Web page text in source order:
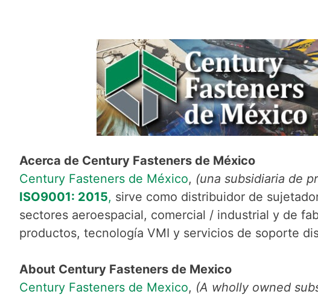
Acerca de Century Fasteners de México
Century Fasteners de México, (una subsidiaria de
ISO9001: 2015, sirve como distribuidor de
sectores aeroespacial, comercial / industrial y de
productos, tecnología VMI y servicios de soporte
About Century Fasteners de Mexico
Century Fasteners de Mexico, (A wholly owned